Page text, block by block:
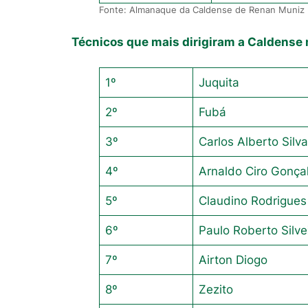
Fonte: Almanaque da Caldense de Renan Muniz
Técnicos que mais dirigiram a Caldense
1º Juquita
2º Fubá
3º Carlos Alberto Silva
4º Arnaldo Ciro
5º Claudino Rodrigues
6º Paulo Roberto
7º Airton Diogo
8º Zezito